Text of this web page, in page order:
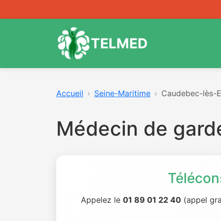
TELMED
Accueil Seine-Maritime Caudebec-lès-
Médecin de
Appelez le 01 89 01 22 40 (appel